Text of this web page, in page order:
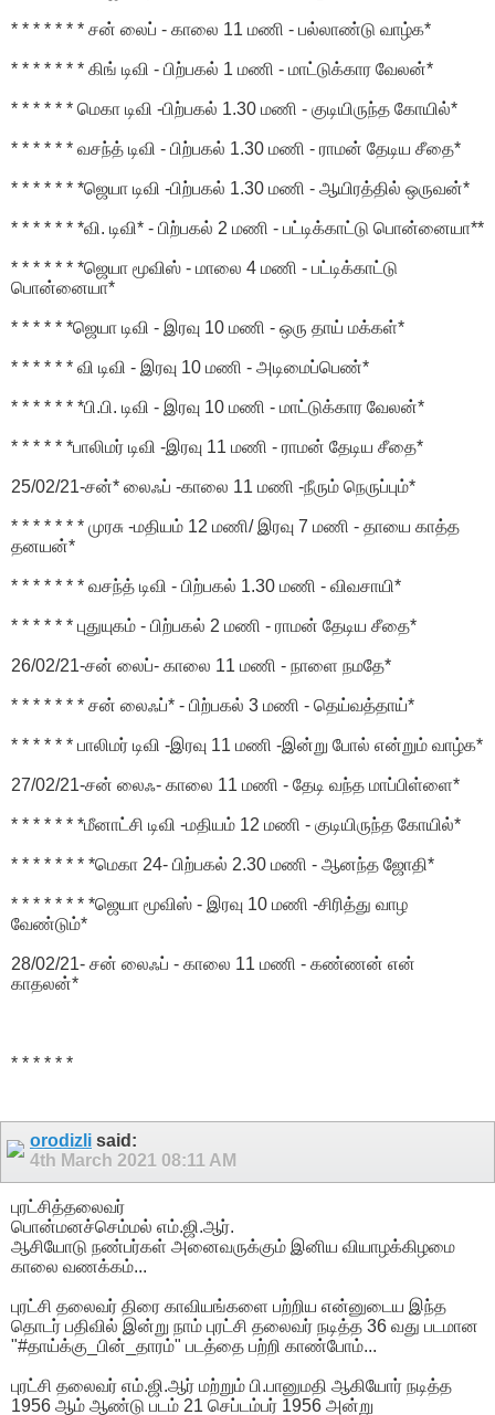
* * * * * * * சன் லைப் - காலை 11 மணி - பல்லாண்டு வாழ்க*
* * * * * * * கிங் டிவி - பிற்பகல் 1 மணி - மாட்டுக்கார வேலன்*
* * * * * * மெகா டிவி -பிற்பகல் 1.30 மணி - குடியிருந்த கோயில்*
* * * * * * வசந்த் டிவி - பிற்பகல் 1.30 மணி - ராமன் தேடிய சீதை*
* * * * * * *ஜெயா டிவி -பிற்பகல் 1.30 மணி - ஆயிரத்தில் ஒருவன்*
* * * * * * *வி. டிவி* - பிற்பகல் 2 மணி - பட்டிக்காட்டு பொன்னையா**
* * * * * * *ஜெயா மூவிஸ் - மாலை 4 மணி - பட்டிக்காட்டு
பொன்னையா*
* * * * * *ஜெயா டிவி - இரவு 10 மணி - ஒரு தாய் மக்கள்*
* * * * * * வி டிவி - இரவு 10 மணி - அடிமைப்பெண்*
* * * * * * *பி.பி. டிவி - இரவு 10 மணி - மாட்டுக்கார வேலன்*
* * * * * *பாலிமர் டிவி -இரவு 11 மணி - ராமன் தேடிய சீதை*
25/02/21-சன்* லைஃப் -காலை 11 மணி -நீரும் நெருப்பும்*
* * * * * * * முரசு -மதியம் 12 மணி/ இரவு 7 மணி - தாயை காத்த
தனயன்*
* * * * * * * வசந்த் டிவி - பிற்பகல் 1.30 மணி - விவசாயி*
* * * * * * புதுயுகம் - பிற்பகல் 2 மணி - ராமன் தேடிய சீதை*
26/02/21-சன் லைப்- காலை 11 மணி - நாளை நமதே*
* * * * * * * சன் லைஃப்* - பிற்பகல் 3 மணி - தெய்வத்தாய்*
* * * * * * பாலிமர் டிவி -இரவு 11 மணி -இன்று போல் என்றும் வாழ்க*
27/02/21-சன் லைஃ- காலை 11 மணி - தேடி வந்த மாப்பிள்ளை*
* * * * * * *மீனாட்சி டிவி -மதியம் 12 மணி - குடியிருந்த கோயில்*
* * * * * * * *மெகா 24- பிற்பகல் 2.30 மணி - ஆனந்த ஜோதி*
* * * * * * * *ஜெயா மூவிஸ் - இரவு 10 மணி -சிரித்து வாழ
வேண்டும்*
28/02/21- சன் லைஃப் - காலை 11 மணி - கண்ணன் என்
காதலன்*
* * * * * *
orodizli said:
4th March 2021 08:11 AM
புரட்சித்தலைவர்
பொன்மனச்செம்மல் எம்.ஜி.ஆர்.
ஆசியோடு நண்பர்கள் அனைவருக்கும் இனிய வியாழக்கிழமை
காலை வணக்கம்...
புரட்சி தலைவர் திரை காவியங்களை பற்றிய என்னுடைய இந்த
தொடர் பதிவில் இன்று நாம் புரட்சி தலைவர் நடித்த 36 வது படமான
"#தாய்க்கு_பின்_தாரம்" படத்தை பற்றி காண்போம்...
புரட்சி தலைவர் எம்.ஜி.ஆர் மற்றும் பி.பானுமதி ஆகியோர் நடித்த
1956 ஆம் ஆண்டு படம் 21 செப்டம்பர் 1956 அன்று